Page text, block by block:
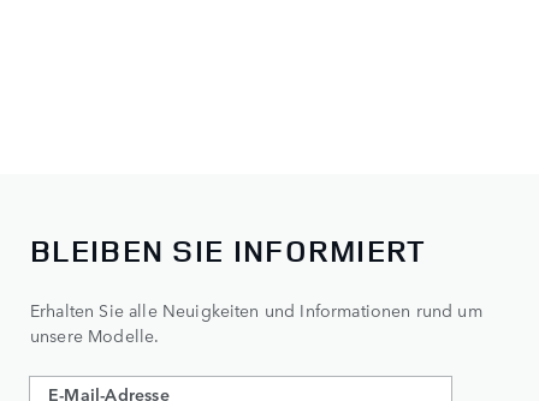
BLEIBEN SIE INFORMIERT
Erhalten Sie alle Neuigkeiten und Informationen rund um
unsere Modelle.